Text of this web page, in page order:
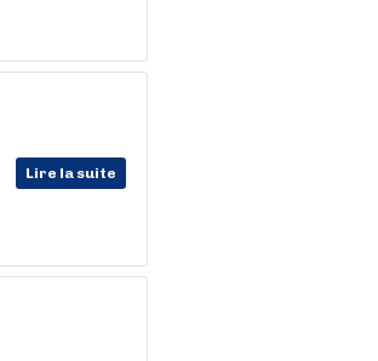
Lire la suite